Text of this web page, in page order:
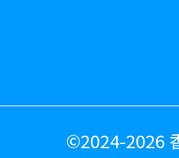
©2024-2026